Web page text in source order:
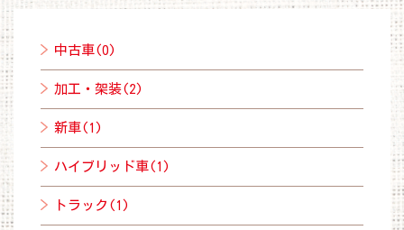
中古車(0)
加工・架装(2)
新車(1)
ハイブリッド車(1)
トラック(1)